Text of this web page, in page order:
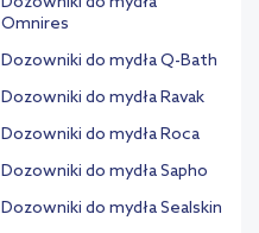
Omnires
Dozowniki do mydła Q-Bath
Dozowniki do mydła Ravak
Dozowniki do mydła Roca
Dozowniki do mydła Sapho
Dozowniki do mydła Sealskin